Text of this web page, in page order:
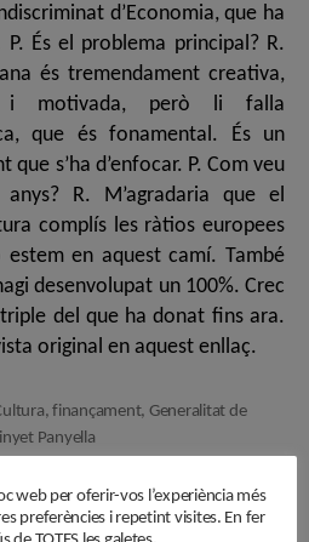
d’Economia, que ha
És el problema principal? R.
és tremendament creativa,
i motivada, però li falla
que és fonamental. És un
s’ha d’enfocar. P. Com veu
R. M’agradaria que el
complís les ràtios europees
en aquest camí. També
desenvolupat un 100%. Crec
del que ha donat fins ara.
original en aquest enllaç.
,finançament, Generalitat de
Panyella
web per oferir-vos l’experiència més
preferències i repetint visites. En fer